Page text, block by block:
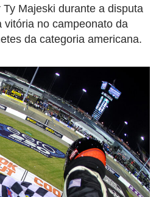
Majeski durante a disputa
vitória no campeonato da
da categoria americana.